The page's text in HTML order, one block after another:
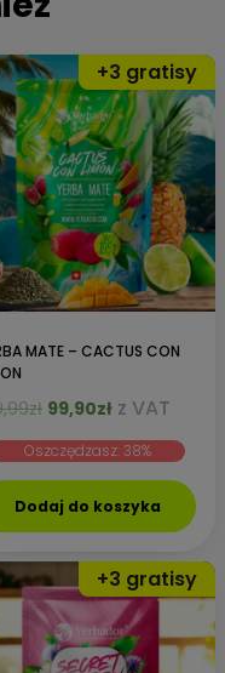
MATE – CACTUS CON
zł Pierwotna
wynosiła:
159,99zł.
99,90złAktualna
wynosi:
99,90zł.
z VAT
Oszczędzasz: 38%
Dodaj do koszyka